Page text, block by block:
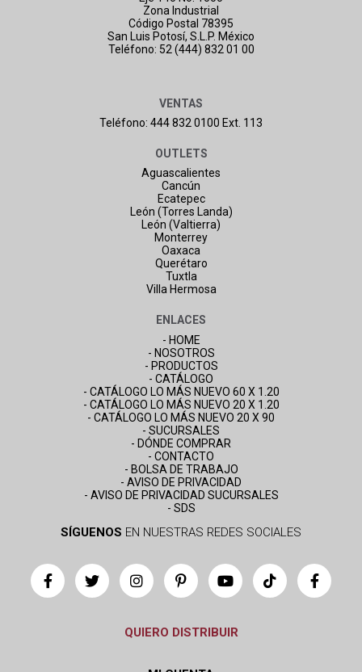
Zona Industrial
Código Postal 78395
San Luis Potosí, S.L.P. México
Teléfono: 52 (444) 832 01 00
VENTAS
Teléfono: 444 832 0100 Ext. 113
OUTLETS
Aguascalientes
Cancún
Ecatepec
León (Torres Landa)
León (Valtierra)
Monterrey
Oaxaca
Querétaro
Tuxtla
Villa Hermosa
ENLACES
- HOME
- NOSOTROS
- PRODUCTOS
- CATÁLOGO
- CATÁLOGO LO MÁS NUEVO 60 X 1.20
- CATÁLOGO LO MÁS NUEVO 20 X 1.20
- CATÁLOGO LO MÁS NUEVO 20 X 90
- SUCURSALES
- DÓNDE COMPRAR
- CONTACTO
- BOLSA DE TRABAJO
- AVISO DE PRIVACIDAD
- AVISO DE PRIVACIDAD SUCURSALES
- SDS
SÍGUENOS EN NUESTRAS REDES SOCIALES
QUIERO DISTRIBUIR